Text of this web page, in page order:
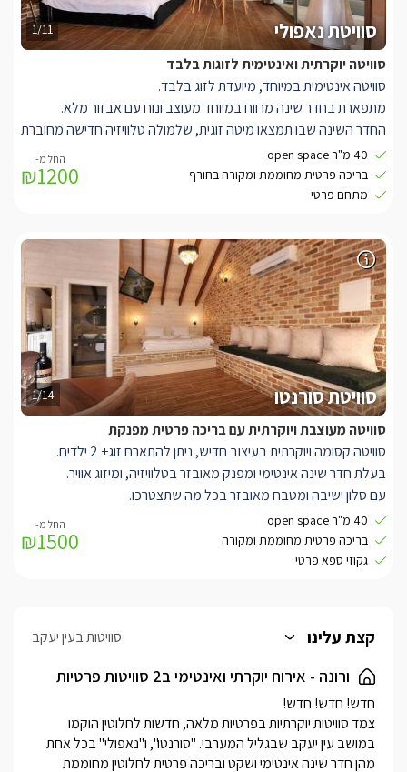
1/14 סוויטת סורנטו
סוויטה מעוצבת ויוקרתית עם בריכה פרטית מפנקת
סוויטה קסומה ויוקרתית בעיצוב חדיש, ניתן להתארח זוג+ 2 ילדים.
בעלת חדר שינה אינטימי ומפנק מאובזר בטלוויזיה, ומיזוג אוויר.
עם סלון ישיבה ומטבח מאובזר בכל מה שתצטרכו.
חדר רחצה פרטי מעוצב ואסתטי, עם אבזור מלא הכולל מגבות, חלוקים
ותמרוקי רחצה ריחניים.
וג'קוזי ספא חיצוני פרטי.
40 מ"ר open space
בריכה פרטית מחוממת ומקורה
גקוזי ספא פרטי
₪1500
1/11 סוויטת נאפולי
סוויטה יוקרתית ואינטימית לזוגות בלבד
סוויטה אינטימית במיוחד, מיועדת לזוג בלבד.
מתפארת בחדר שינה מרווח במיוחד מעוצב ונוח עם אבזור מלא.
החדר השינה שבו תמצאו מיטה זוגית, שלמולה טלוויזיה חדישה מחוברת
לכבלי YES ואנטרנט אלחוטי.
בנוסף, מטבח מאובזר, סלון ישיבה ואיזור חוץ מפנק ופרטי. ובו בריכת
שחייה מפנקת ואינטימית ופינת ברביקיו.
40 מ"ר open space
בריכה פרטית מחוממת ומקורה בחורף
מתחם פרטי
₪1200
קצת עלינו סוויטות בעין יעקב
ורונה - אירוח יוקרתי ואינטימי ב2 סוויטות פרטיות